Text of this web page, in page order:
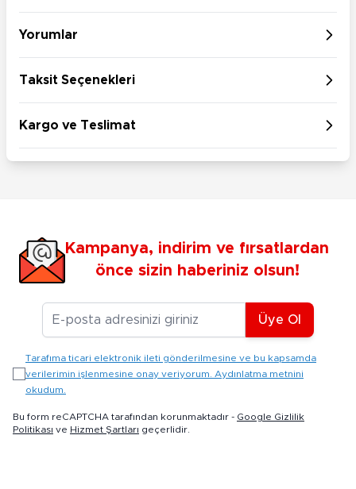
Yorumlar
Taksit Seçenekleri
Kargo ve Teslimat
Kampanya, indirim ve fırsatlardan
önce sizin haberiniz olsun!
E-posta Adresiniz
Üye Ol
Tarafıma ticari elektronik ileti gönderilmesine ve bu kapsamda
verilerimin işlenmesine onay veriyorum. Aydınlatma metnini
okudum.
Bu form reCAPTCHA tarafından korunmaktadır - Google Gizlilik
Politikası ve Hizmet Şartları geçerlidir.